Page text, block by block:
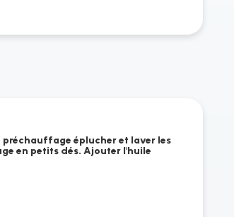
préchauffage éplucher et laver les
en petits dés. Ajouter l'huile